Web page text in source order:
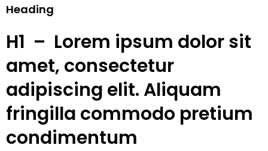
Heading
H1 – Lorem ipsum dolor sit
amet, consectetur
adipiscing elit. Aliquam
fringilla commodo pretium
condimentum